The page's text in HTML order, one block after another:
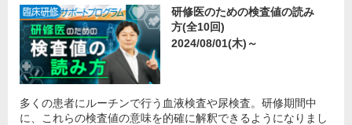
研修医のための検査値の読み
方(全10回)
2024/08/01(木)～
多くの患者にルーチンで行う血液検査や尿検査。研修期間中
に、これらの検査値の意味を的確に解釈できるようになりまし